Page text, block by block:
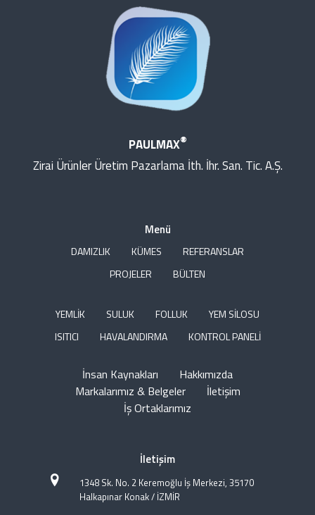
PAULMAX®
Zirai Ürünler Üretim Pazarlama İth. İhr. San. Tic. A.Ş.
Menü
DAMIZLIK KÜMES
REFERANSLAR
PROJELER
BÜLTEN
YEMLİK SULUK FOLLUK
YEM SİLOSU
ISITICI
HAVALANDIRMA KONTROL PANELİ
İnsan Kaynakları
Hakkımızda
Markalarımız & Belgeler
İletişim
İş Ortaklarımız
İletişim
1348 Sk. No. 2 Keremoğlu İş Merkezi, 35170
Halkapınar Konak / İZMİR